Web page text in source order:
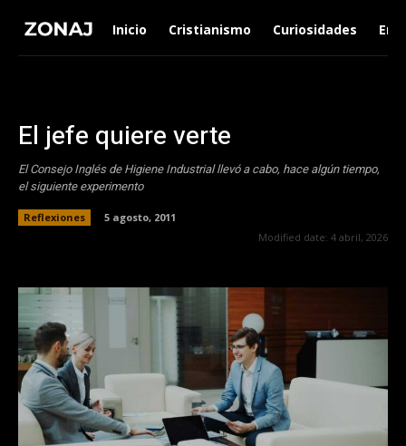
Inicio Cristianismo Curiosidades
El jefe quiere verte
El Consejo Inglés de Higiene Industrial llevó a cabo, hace algún tiempo,
el siguiente experimento
Reflexiones
5 agosto, 2011
Modified date: 4 abril, 2026